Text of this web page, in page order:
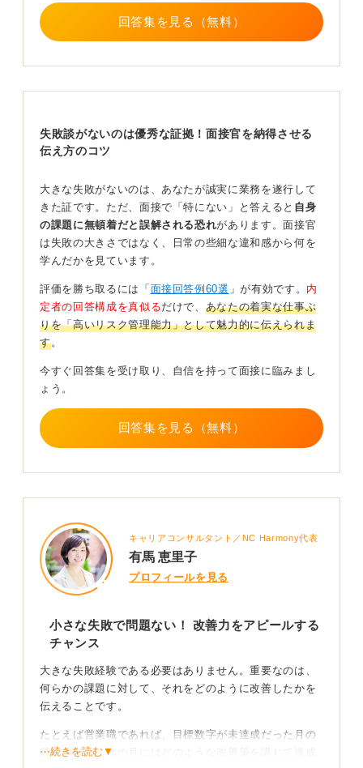
完璧な経験でなくても、課題解決へのプロセスと学びを
示すことが重要です。
0
回答集を見る（無料）
失敗談がないのは優秀な証拠！面接官を納得させる
伝え方のコツ
大きな失敗がないのは、あなたが誠実に業務を遂行して
きた証です。ただ、面接で「特にない」と答えると 自身
の課題に無頓着だと誤解される恐れがあります。面接官
は失敗の大きさではなく、日常の些細な違和感から何を
学んだかを見ています。
評価を勝ち取るには「 面接回答例60選 」が有効です。 内
定者の回答構成を真似るだけで、 あなたの着実な仕事ぶ
りを「高いリスク管理能力」として魅力的に伝えられま
す。
今すぐ回答集を受け取り、自信を持って面接に臨みまし
ょう。
回答集を見る（無料）
キャリアコンサルタント／NC Harmony代表
有馬 恵里子
プロフィールを見る
小さな失敗で問題ない！ 改善力をアピールする
チャンス
大きな失敗経験である必要はありません。重要なのは、
何らかの課題に対して、それをどのように改善したかを
伝えることです。
たとえば営業職であれば、目標数字が未達成だった月の
経験を挙げ、次の月にはどのような改善策を講じて達成
⋯続きを読む▼